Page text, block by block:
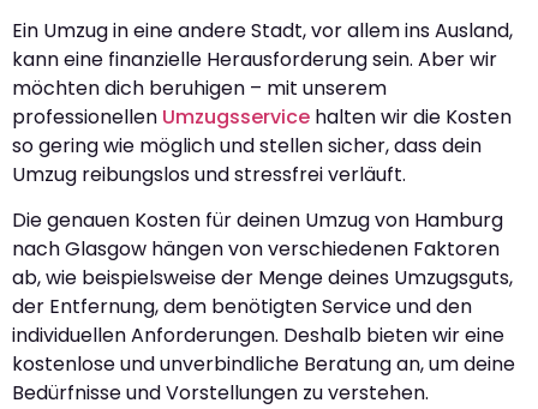
Ein Umzug in eine andere Stadt, vor allem ins Ausland,
kann eine finanzielle Herausforderung sein. Aber wir
möchten dich beruhigen – mit unserem
professionellen Umzugsservice halten wir die Kosten
so gering wie möglich und stellen sicher, dass dein
Umzug reibungslos und stressfrei verläuft.
Die genauen Kosten für deinen Umzug von Hamburg
nach Glasgow hängen von verschiedenen Faktoren
ab, wie beispielsweise der Menge deines Umzugsguts,
der Entfernung, dem benötigten Service und den
individuellen Anforderungen. Deshalb bieten wir eine
kostenlose und unverbindliche Beratung an, um deine
Bedürfnisse und Vorstellungen zu verstehen.